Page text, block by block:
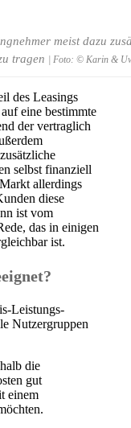
meist dazu
tragen | Foto: © Karin &
des Leasings
eine bestimmte
der vertraglich
selbst finanziell
allerdings
diese
ist vom
das in einigen
ist.
Leistungs-
Nutzergruppen
die
gut
einem